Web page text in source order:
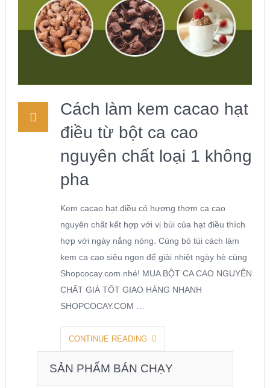
Cách làm kem cacao hạt
điều từ bột ca cao
nguyên chất loại 1 không
pha
Kem cacao hạt điều có hương thơm ca cao
nguyên chất kết hợp với vị bùi của hạt điều thích
hợp với ngày nắng nóng. Cùng bỏ túi cách làm
kem ca cao siêu ngon để giải nhiệt ngày hè cùng
Shopcocay.com nhé! MUA BỘT CA CAO NGUYÊN
CHẤT GIÁ TỐT GIAO HÀNG NHANH
SHOPCOCAY.COM …
CONTINUE READING
SẢN PHẨM BÁN CHẠY